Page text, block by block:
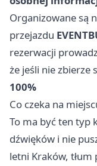
Organizowane są
przejazdu
rezerwacji
że jeśli nie zbierze
100%
Co czeka na
To ma być ten typ
dźwięków i nie
letni Kraków,